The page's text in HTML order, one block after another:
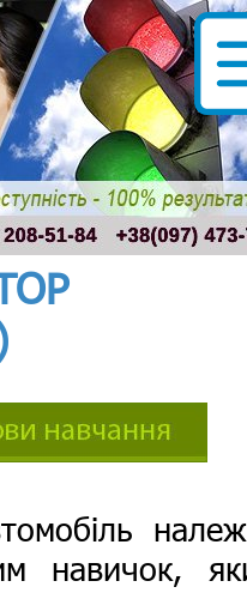
навичок,